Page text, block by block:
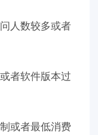
人数较多或者
者软件版本过
或者最低消费